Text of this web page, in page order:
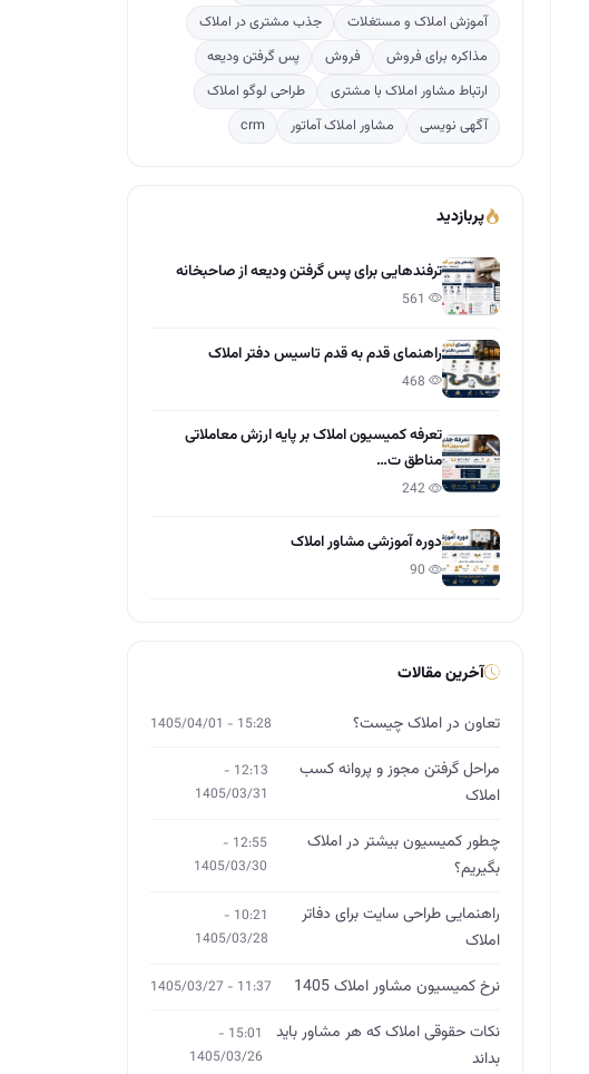
آموزش املاک و مستغلات
جذب مشتری در املاک
مذاکره برای فروش
فروش
پس گرفتن ودیعه
ارتباط مشاور املاک با مشتری
طراحی لوگو املاک
آگهی نویسی
مشاور املاک آماتور crm
پربازدید
ترفندهایی برای پس گرفتن ودیعه از صاحبخانه
راهنمای قدم به قدم تاسیس دفتر املاک
تعرفه کمیسیون املاک بر پایه ارزش معاملاتی
مناطق ت…
دوره آموزشی مشاور املاک
آخرین مقالات
تعاون در املاک چیست؟ 15:28 - 1405/04/01
مراحل گرفتن مجوز و پروانه کسب
املاک
12:13 -
1405/03/31
چطور کمیسیون بیشتر در املاک
بگیریم؟
12:55 -
1405/03/30
راهنمایی طراحی سایت برای دفاتر
املاک
10:21 -
1405/03/28
نرخ کمیسیون مشاور املاک 1405 11:37 - 1405/03/27
نکات حقوقی املاک که هر مشاور باید
بداند
15:01 -
1405/03/26